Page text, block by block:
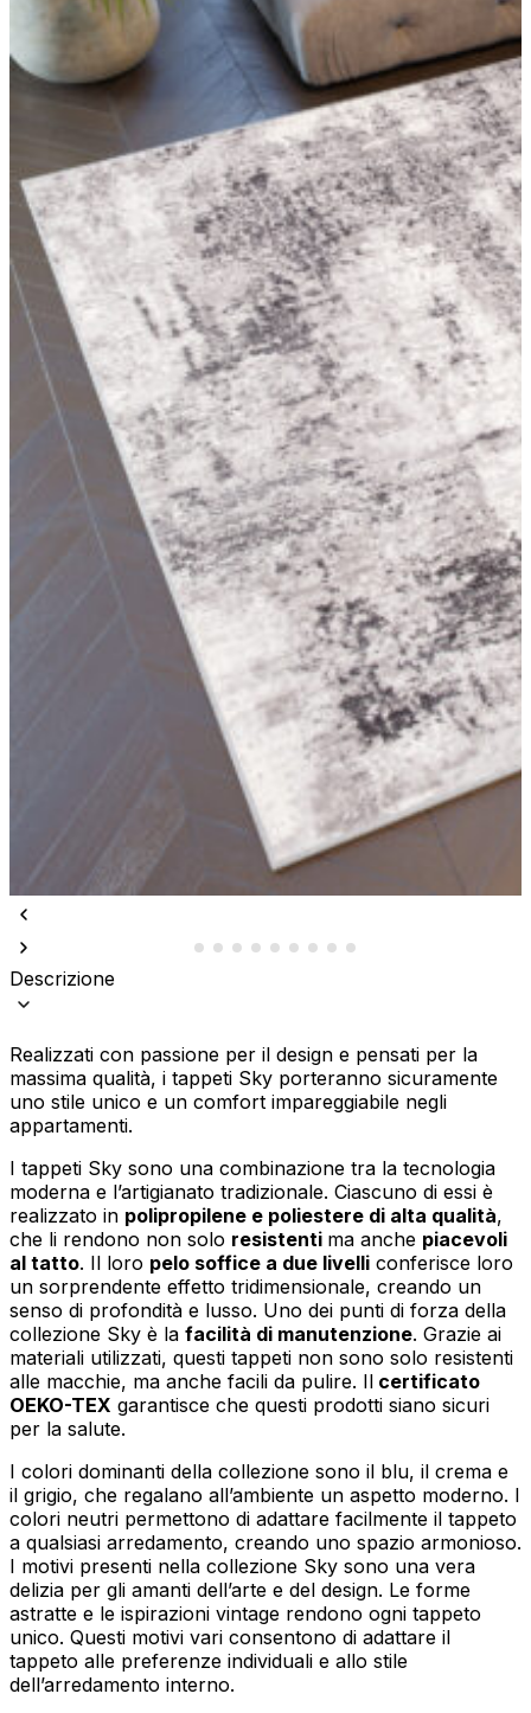
Descrizione
Realizzati con passione per il design e pensati per la
massima qualità, i tappeti Sky porteranno sicuramente
uno stile unico e un comfort impareggiabile negli
appartamenti.
I tappeti Sky sono una combinazione tra la tecnologia
moderna e l’artigianato tradizionale. Ciascuno di essi è
realizzato in polipropilene e poliestere di alta qualità,
che li rendono non solo resistenti ma anche piacevoli
al tatto. Il loro pelo soffice a due livelli conferisce loro
un sorprendente effetto tridimensionale, creando un
senso di profondità e lusso. Uno dei punti di forza della
collezione Sky è la facilità di manutenzione. Grazie ai
materiali utilizzati, questi tappeti non sono solo resistenti
alle macchie, ma anche facili da pulire. Il certificato
OEKO-TEX garantisce che questi prodotti siano sicuri
per la salute.
I colori dominanti della collezione sono il blu, il crema e
il grigio, che regalano all’ambiente un aspetto moderno. I
colori neutri permettono di adattare facilmente il tappeto
a qualsiasi arredamento, creando uno spazio armonioso.
I motivi presenti nella collezione Sky sono una vera
delizia per gli amanti dell’arte e del design. Le forme
astratte e le ispirazioni vintage rendono ogni tappeto
unico. Questi motivi vari consentono di adattare il
tappeto alle preferenze individuali e allo stile
dell’arredamento interno.